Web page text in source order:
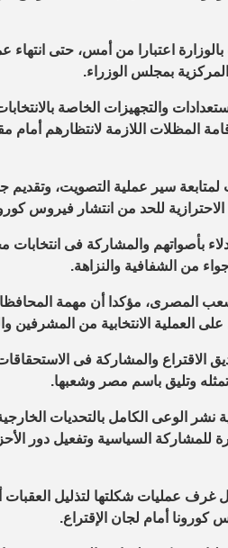
اعتبارا من أمس، حتى انتهاء
بمجلس الوزراء.
والتجهيزات الخاصة
المظلات اللازمة لانتظارهم أمام
سير عملية التصويت، وتقديم
للحد من انتشار فيروس
بأصواتهم والمشاركة فى انتخابات
من الشفافية والنزاهة.
المصرى، مؤكدا أن مهمة
العملية الانتخابية من المشرفين
والمشاركة فى الاستحقاقات
وتليق باسم مصر وشعبها.
الوعى الكامل بالتحديات
للمشاركة السياسية وتفعيل دور
عمليات شكلتها لتذليل العقبات
كورونا أمام لجان الإقتراع.